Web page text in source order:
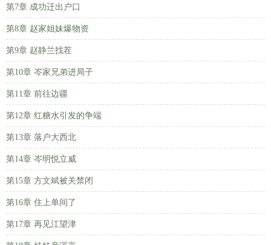
第7章 成功迁出户口
第8章 赵家姐妹爆物资
第9章 赵静兰找茬
第10章 岑家兄弟进局子
第11章 前往边疆
第12章 红糖水引发的争端
第13章 落户大西北
第14章 岑明悦立威
第15章 方文斌被关禁闭
第16章 住上单间了
第17章 再见江望津